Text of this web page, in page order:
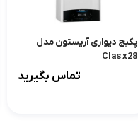
پکیج دیواری آریستون مدل
Clas x28
تماس بگیرید